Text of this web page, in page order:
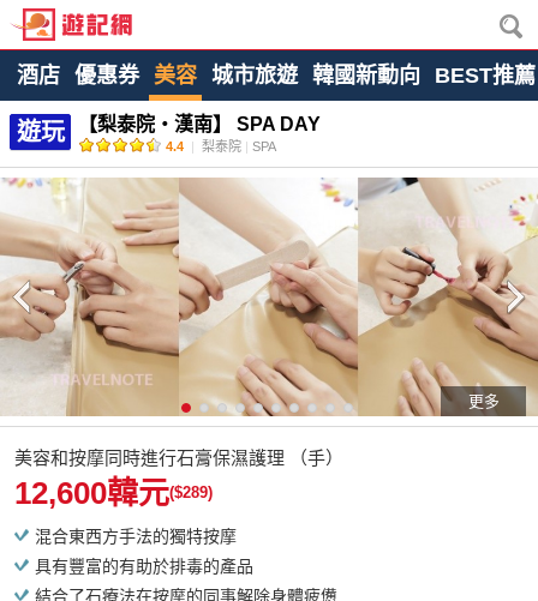
酒店 優惠券 美容 城市旅遊 韓國新動向 BEST推薦
遊玩 【梨泰院・漢南】 SPA DAY
4.4 | 梨泰院 | SPA
更多
美容和按摩同時進行石膏保濕護理 （手）
12,600韓元($289)
混合東西方手法的獨特按摩
具有豐富的有助於排毒的產品
結合了石療法在按摩的同事解除身體疲憊